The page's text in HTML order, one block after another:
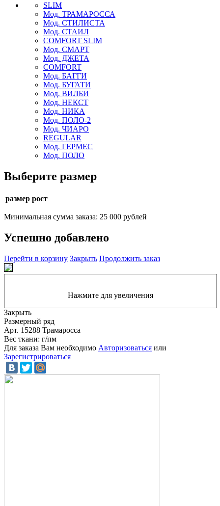
SLIM
Мод. ТРАМАРОССА
Мод. СТИЛИСТА
Мод. СТАИЛ
COMFORT SLIM
Мод. СМАРТ
Мод. ДЖЕТА
COMFORT
Мод. БАГГИ
Мод. БУГАТИ
Мод. ВИЛБИ
Мод. НЕКСТ
Мод. НИКА
Мод. ПОЛО-2
Мод. ЧИАРО
REGULAR
Мод. ГЕРМЕС
Мод. ПОЛО
Выберите размер
размер рост
Минимальная сумма заказа: 25 000 рублей
Успешно добавлено
Перейти в корзину Закрыть Продолжить заказ
Нажмите для увеличения
Закрыть
Размерный ряд
Арт. 15288 Трамаросса
Вес ткани: г/пм
Для заказа Вам необходимо Авторизоваться или
Зарегистрироваться